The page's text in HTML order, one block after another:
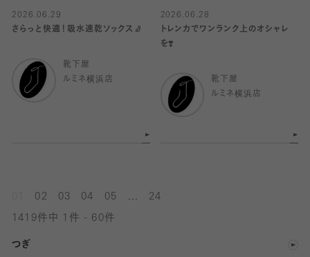
2026.06.29
さらっと快適！吸水速乾ソックス🧦
靴下屋
ルミネ横浜店
2026.06.28
トレンカでワンランク上のオシャレ
を❣️
靴下屋
ルミネ横浜店
02 03 04 05 24
1419件中 1件 - 60件
つぎ